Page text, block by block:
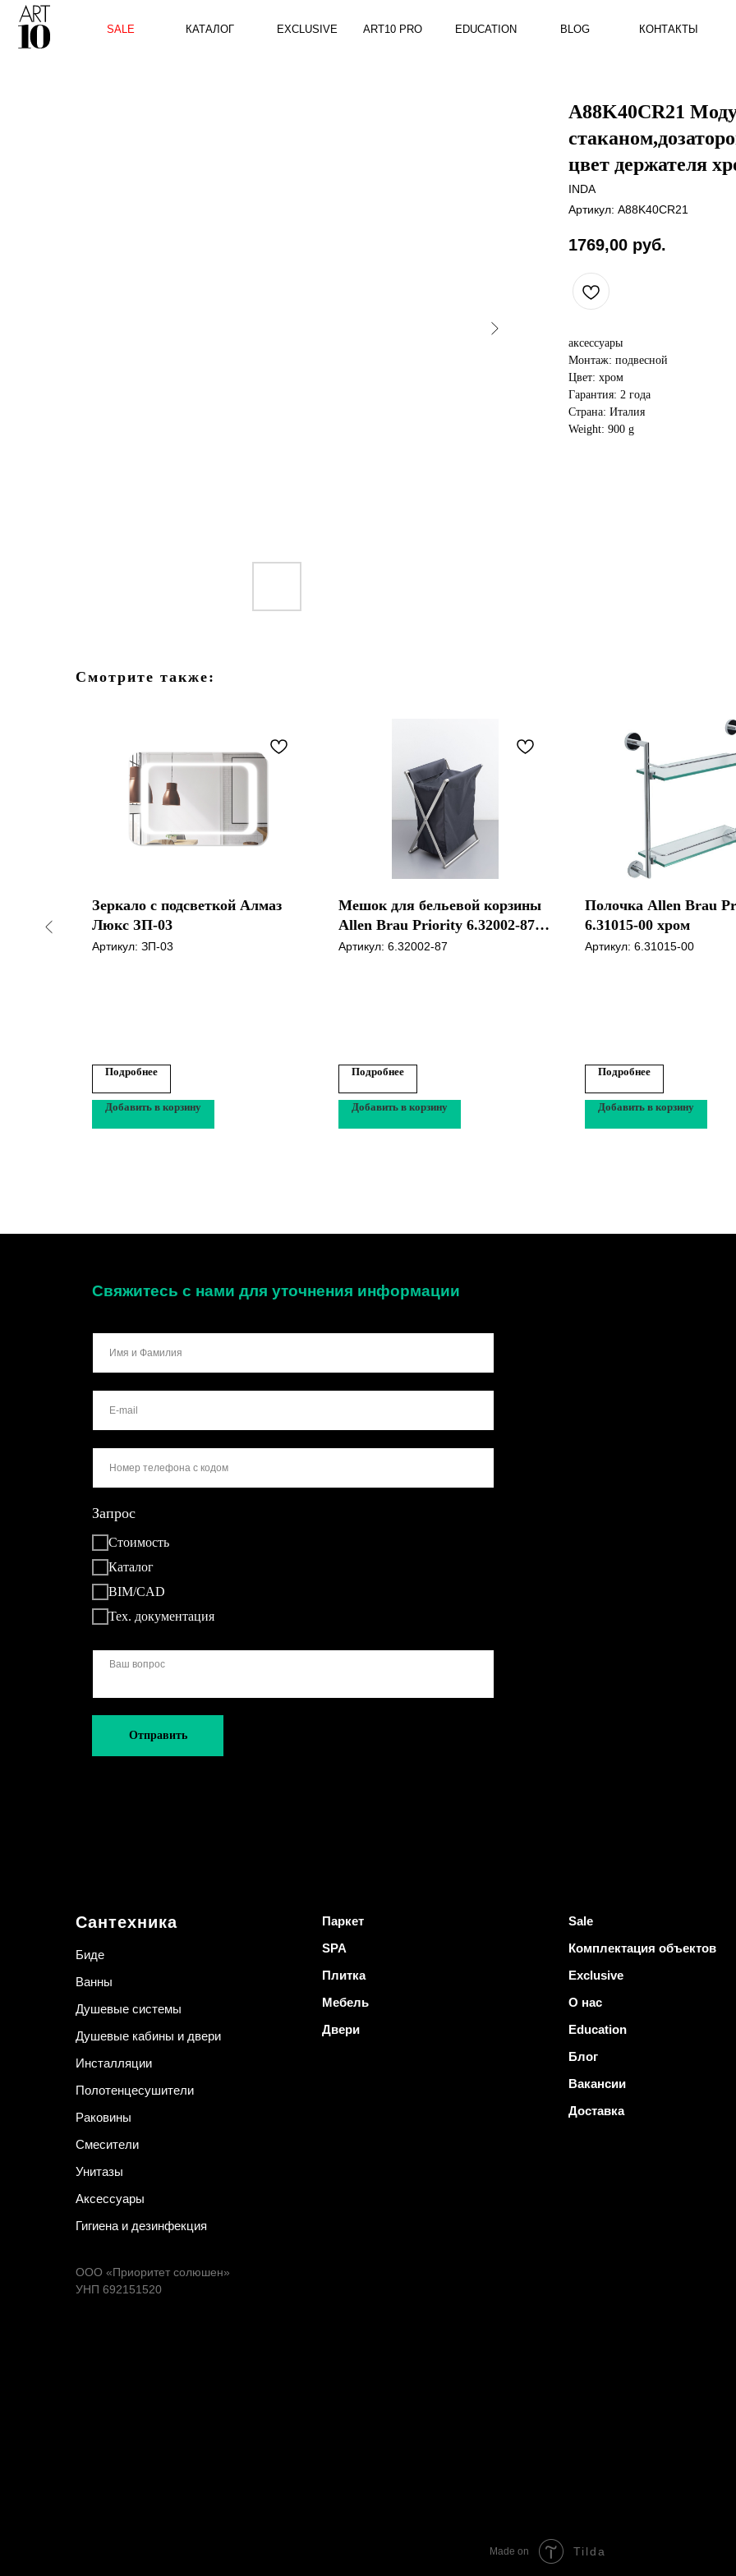
SALE EXCLUSIVE ART10 PRO EDUCATION
КАТАЛОГ BLOG КОНТАКТЫ
A88K40CR21
цвет держателя
INDA
Артикул: A88K40CR21
1769,00 руб.
аксессуары
Монтаж: подвесной
Цвет: хром
Гарантия: 2 года
Страна: Италия
Weight: 900 g
Смотрите также:
Зеркало с подсветкой Алмаз
Люкс ЗП-03
Артикул: ЗП-03
Подробнее
Добавить в корзину
Мешок для бельевой корзины
Allen Brau Priority 6.32002-87
серый
Артикул: 6.32002-87
Подробнее
Добавить в корзину
Полочка Allen Brau
6.31015-00 хром
Артикул: 6.31015-00
Подробнее
Добавить в корзину
Запрос
Стоимость
Каталог
BIM/CAD
Тех. документация
Отправить
Свяжитесь с нами для уточнения информации
Сантехника
Биде
Ванны
Душевые системы
Душевые кабины и двери
Инсталляции
Полотенцесушители
Раковины
Смесители
Унитазы
Аксессуары
Гигиена и дезинфекция
Паркет
SPA
Плитка
Мебель
Двери
Sale
Комплектация объектов
Exclusive
О нас
Education
Блог
Вакансии
Доставка
ООО «Приоритет солюшен»
УНП 692151520
Made on Tilda